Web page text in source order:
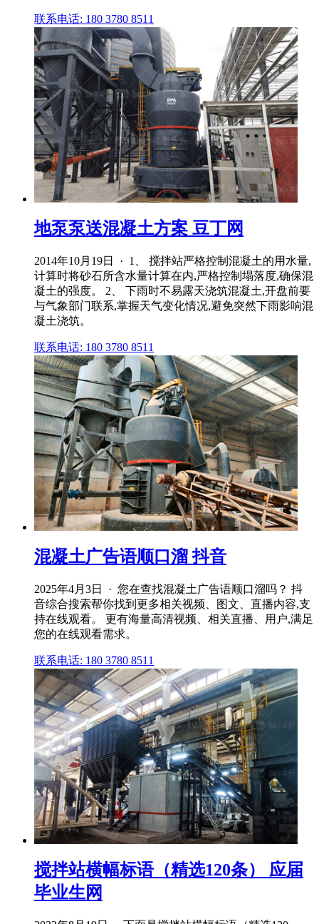
联系电话: 180 3780 8511
地泵泵送混凝土方案 豆丁网
2014年10月19日 · 1、 搅拌站严格控制混凝土的用水量,
计算时将砂石所含水量计算在内,严格控制塌落度,确保混
凝土的强度。 2、 下雨时不易露天浇筑混凝土,开盘前要
与气象部门联系,掌握天气变化情况,避免突然下雨影响混
凝土浇筑。
联系电话: 180 3780 8511
混凝土广告语顺口溜 抖音
2025年4月3日 · 您在查找混凝土广告语顺口溜吗？ 抖
音综合搜索帮你找到更多相关视频、图文、直播内容,支
持在线观看。 更有海量高清视频、相关直播、用户,满足
您的在线观看需求。
联系电话: 180 3780 8511
搅拌站横幅标语（精选120条） 应届
毕业生网